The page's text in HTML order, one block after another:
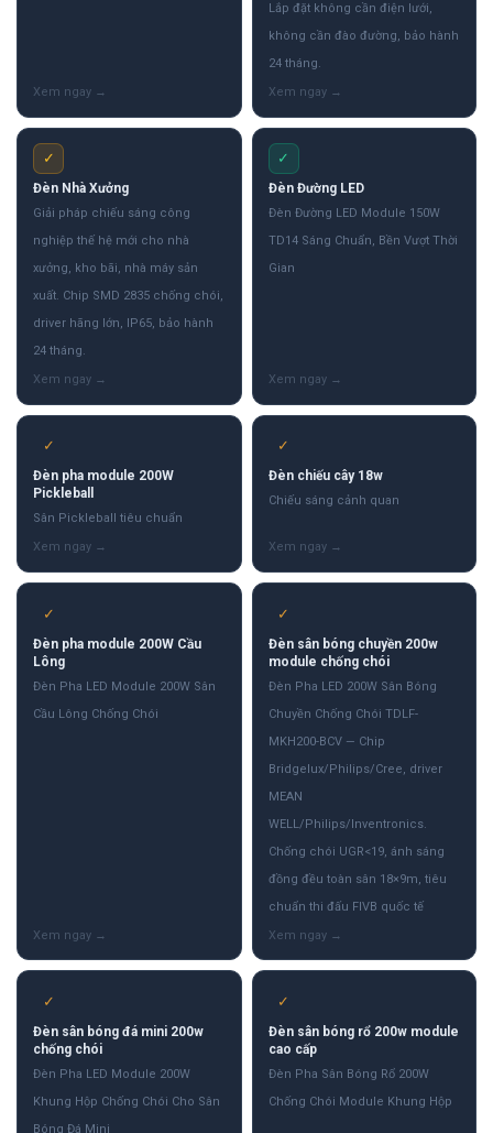
Lắp đặt không cần điện lưới,
không cần đào đường, bảo hành
24 tháng.
✓
Đèn Nhà Xưởng
Giải pháp chiếu sáng công
nghiệp thế hệ mới cho nhà
xưởng, kho bãi, nhà máy sản
xuất. Chip SMD 2835 chống chói,
driver hãng lớn, IP65, bảo hành
24 tháng.
✓
Đèn Đường LED
Đèn Đường LED Module 150W
TD14 Sáng Chuẩn, Bền Vượt Thời
Gian
✓
Đèn pha module 200W
Pickleball
Sân Pickleball tiêu chuẩn
✓
Đèn chiếu cây 18w
Chiếu sáng cảnh quan
✓
Đèn pha module 200W Cầu
Lông
Đèn Pha LED Module 200W Sân
Cầu Lông Chống Chói
✓
Đèn sân bóng chuyền 200w
module chống chói
Đèn Pha LED 200W Sân Bóng
Chuyền Chống Chói TDLF-
MKH200-BCV — Chip
Bridgelux/Philips/Cree, driver
MEAN
WELL/Philips/Inventronics.
Chống chói UGR<19, ánh sáng
đồng đều toàn sân 18×9m, tiêu
chuẩn thi đấu FIVB quốc tế
✓
Đèn sân bóng đá mini 200w
chống chói
Đèn Pha LED Module 200W
Khung Hộp Chống Chói Cho Sân
Bóng Đá Mini
✓
Đèn sân bóng rổ 200w module
cao cấp
Đèn Pha Sân Bóng Rổ 200W
Chống Chói Module Khung Hộp